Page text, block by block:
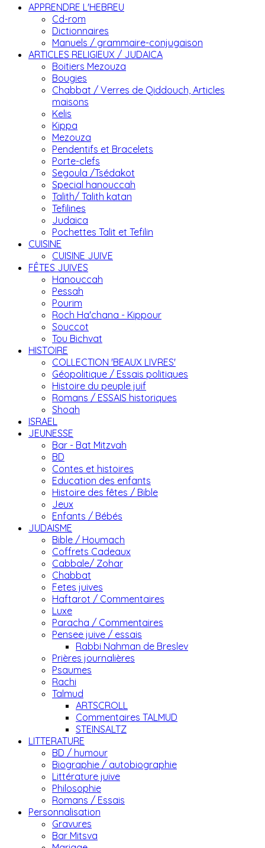
APPRENDRE L'HEBREU
Cd-rom
Dictionnaires
Manuels / grammaire-conjugaison
ARTICLES RELIGIEUX / JUDAICA
Boitiers Mezouza
Bougies
Chabbat / Verres de Qiddouch, Articles
maisons
Kelis
Kippa
Mezouza
Pendentifs et Bracelets
Porte-clefs
Segoula /Tsédakot
Special hanouccah
Talith/ Talith katan
Tefilines
Judaica
Pochettes Talit et Tefilin
CUISINE
CUISINE JUIVE
FÊTES JUIVES
Hanouccah
Pessah
Pourim
Roch Ha'chana - Kippour
Souccot
Tou Bichvat
HISTOIRE
COLLECTION 'BEAUX LIVRES'
Géopolitique / Essais politiques
Histoire du peuple juif
Romans / ESSAIS historiques
Shoah
ISRAEL
JEUNESSE
Bar - Bat Mitzvah
BD
Contes et histoires
Education des enfants
Histoire des fêtes / Bible
Jeux
Enfants / Bébés
JUDAISME
Bible / Houmach
Coffrets Cadeaux
Cabbale/ Zohar
Chabbat
Fetes juives
Haftarot / Commentaires
Luxe
Paracha / Commentaires
Pensee juive / essais
Rabbi Nahman de Breslev
Prières journalières
Psaumes
Rachi
Talmud
ARTSCROLL
Commentaires TALMUD
STEINSALTZ
LITTERATURE
BD / humour
Biographie / autobiographie
Littérature juive
Philosophie
Romans / Essais
Personnalisation
Gravures
Bar Mitsva